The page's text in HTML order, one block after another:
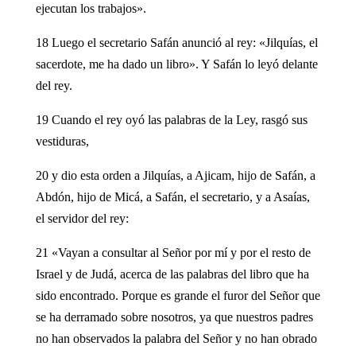
ejecutan los trabajos».
18 Luego el secretario Safán anunció al rey: «Jilquías, el
sacerdote, me ha dado un libro». Y Safán lo leyó delante
del rey.
19 Cuando el rey oyó las palabras de la Ley, rasgó sus
vestiduras,
20 y dio esta orden a Jilquías, a Ajicam, hijo de Safán, a
Abdón, hijo de Micá, a Safán, el secretario, y a Asaías,
el servidor del rey:
21 «Vayan a consultar al Señor por mí y por el resto de
Israel y de Judá, acerca de las palabras del libro que ha
sido encontrado. Porque es grande el furor del Señor que
se ha derramado sobre nosotros, ya que nuestros padres
no han observados la palabra del Señor y no han obrado